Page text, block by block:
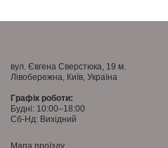
вул. Євгена Сверстюка, 19 м.
Лівобережна, Київ, Україна
Графік роботи:
Будні: 10:00–18:00
Сб-Нд: Вихідний
Мапа проїзду